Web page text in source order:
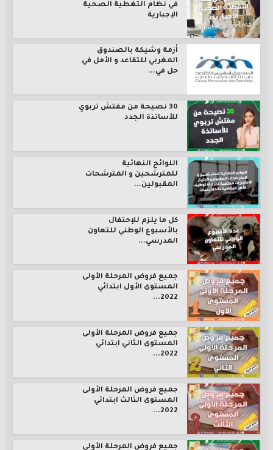
في نظام التغطية الصحية
الإجبارية
أزمة وشيكة بالصندوق
المغربي للتقاعد و الأمل في
حل في...
30 نصيحة من مفتش تربوي
للأساتذة الجدد
اللوائح النهائية
للمترشحين و المترشحات
المقبولين...
كل ما يلزم للإحتفال
بالأسبوع الوطني للتعاون
المدرسي...
جميع فروض المرحلة الأولى
المستوى الأول ابتدائي
2022...
جميع فروض المرحلة الأولى
المستوى الثاني ابتدائي
2022...
جميع فروض المرحلة الأولى
المستوى الثالث ابتدائي
2022...
جميع فروض المرحلة الأولى